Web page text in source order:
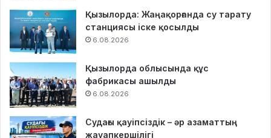
Қызылорда: Жаңақорғанда су тарату
станциясы іске қосылды
6.08.2026
Қызылорда облысында құс
фабрикасы ашылды
6.08.2026
Судағы қауіпсіздік – әр азаматтың
жауапкершілігі